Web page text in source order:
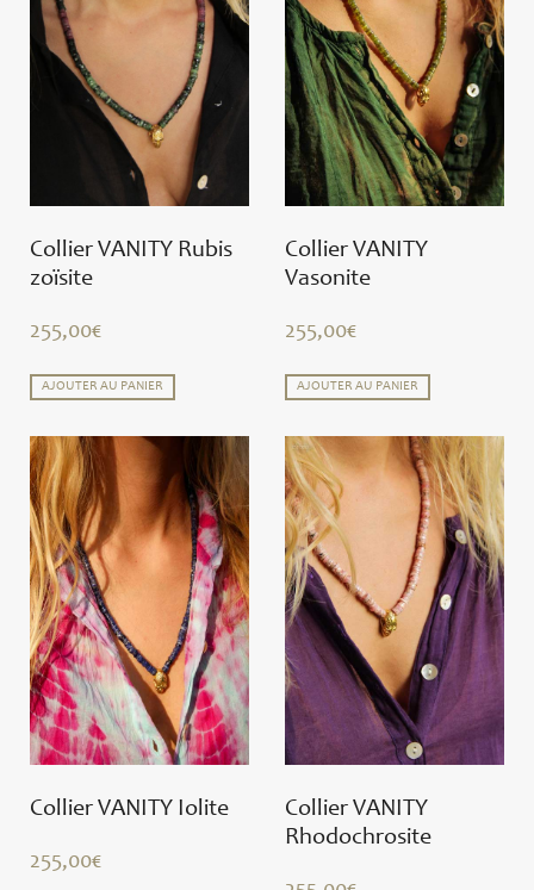
Collier VANITY Rubis
zoïsite
255,00€
AJOUTER AU PANIER
Collier VANITY
Vasonite
255,00€
AJOUTER AU PANIER
Collier VANITY Iolite
255,00€
Collier VANITY
Rhodochrosite